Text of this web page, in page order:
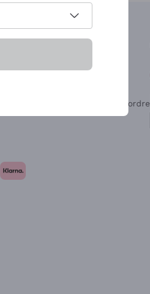
Kundeservice
Fortrydelsesformular for ordre